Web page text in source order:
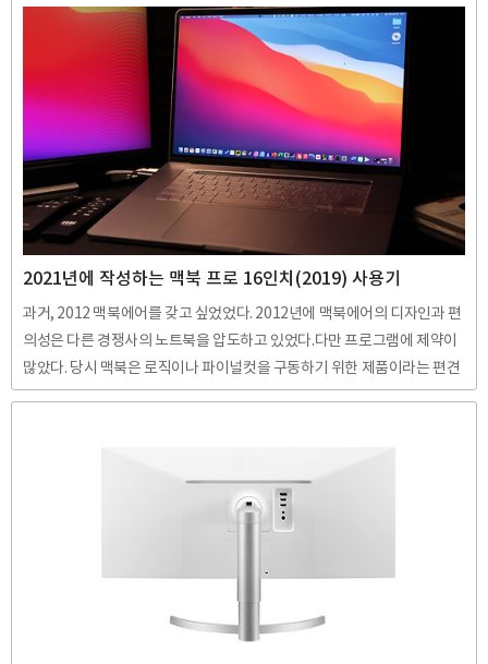
비슷하게 스트레스 없이 작성할 수 있다. 무엇보다 쫀득한 느낌이 들어 키
보드를 누르는 맛이 나는 제품이다. 3개의 블루투스 제품을 연결하는 이지
스위치 로지텍 블루투스 키보드를 구입하시는 분들은 누구나 만족할만한
기능인 '이지스위치'는 키보드의 F1, F2, F3키를 누르면 각각의 블루투스
지원 장비에 연결하여 3개까지 사용이 가능하다. 필자는 F1은 맥북에. F2
는 데스크탑PC에. F3은 스마트TV에..
2021년에 작성하는 맥북 프로 16인치(2019) 사용기
과거, 2012 맥북에어를 갖고 싶었었다. 2012년에 맥북에어의 디자인과 편
의성은 다른 경쟁사의 노트북을 압도하고 있었다.다만 프로그램에 제약이
많았다. 당시 맥북은 로직이나 파이널컷을 구동하기 위한 제품이라는 편견
이 있던 때였다.그럼에도 그 멋진 외관에 혹해 구입하게 된 맥북 에어. 디스
020년에는 노트북으로 맥북 프로를 영입하고자 마음먹었다.제품의 체험
은 쉽게 할 수 있었다. APR매장은 번화가라면 으레 있는데다 집에서 가까
운 이마트에서도 APR매장이 입점되어 있었기에 최신 맥북 제품을 여러차